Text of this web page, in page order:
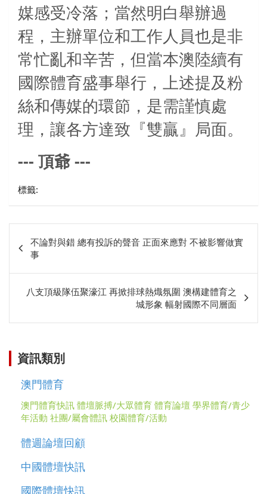
媒感受冷落；當然明白舉辦過
程，主辦單位和工作人員也是非
常忙亂和辛苦，但當本澳陸續有
國際體育盛事舉行，上述提及粉
絲和傳媒的環節，是需謹慎處
理，讓各方達致『雙贏』局面。
--- 頂爺 ---
標籤:
章
相
不論對與錯 總有投訴的聲音 正面來應對 不被影響做實
事
八支頂級隊伍聚濠江 再掀排球熱熾氛圍 澳構建體育之
城形象 幅射國際不同層面
資訊類別
澳門體育
澳門體育快訊 體壇脈搏/大眾體育 體育論壇 學界體育/青少
年活動 社團/屬會體訊 校園體育/活動
體週論壇回顧
中國體壇快訊
國際體壇快訊